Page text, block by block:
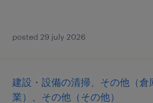
posted 29 july 2026
建設・設備の清掃、その他（倉
業）、その他（その他）